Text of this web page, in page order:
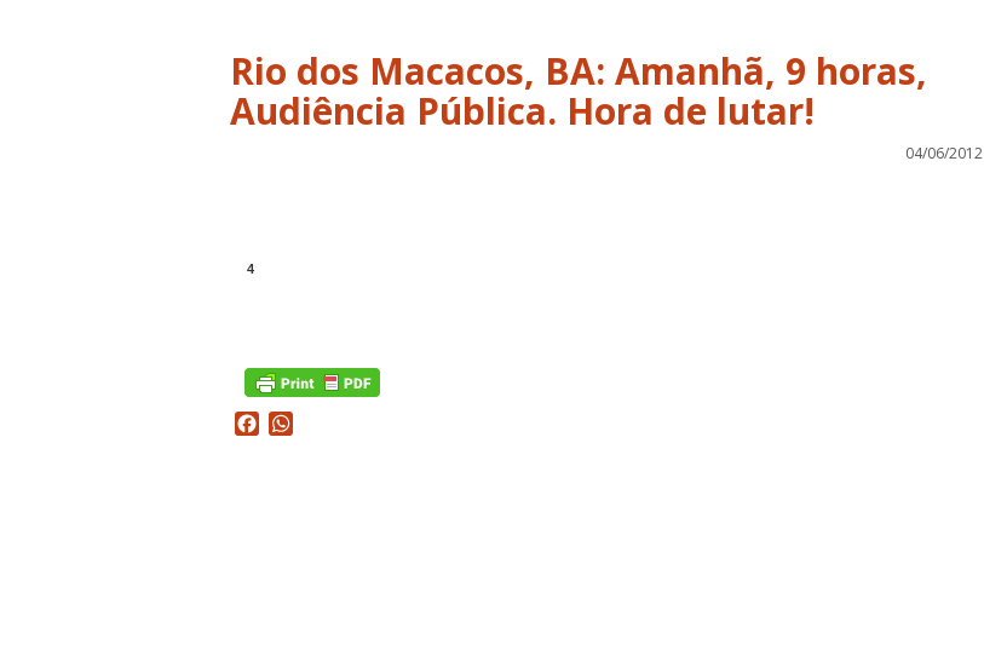
Rio dos Macacos, BA: Amanhã, 9 horas,
Audiência Pública. Hora de lutar!
04/06/2012
4
Facebook